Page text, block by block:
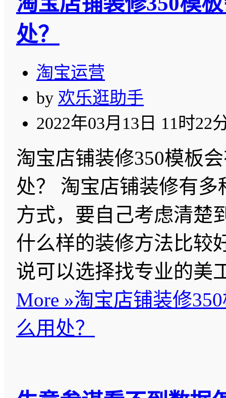
处？
淘宝运营
by 欢乐逛助手
2022年03月13日 11时22
淘宝店铺装修350模板
处？ 淘宝店铺装修有多
方式，要自己考虑清楚
什么样的装修方法比较
说可以选择找专业的
More »淘宝店铺装修
么用处？